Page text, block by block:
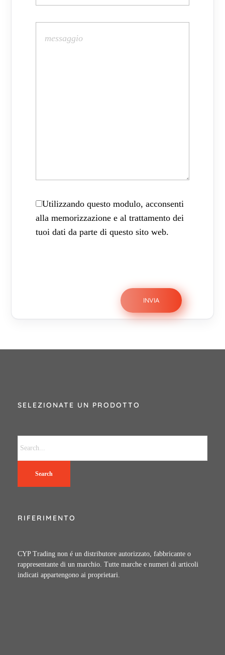
Utilizzando questo modulo, acconsenti
alla memorizzazione e al trattamento dei
tuoi dati da parte di questo sito web.
SELEZIONATE UN PRODOTTO
Search
RIFERIMENTO
CYP Trading non é un distributore autorizzato, fabbricante o
rappresentante di un marchio. Tutte marche e numeri di articoli
indicati appartengono ai proprietari.